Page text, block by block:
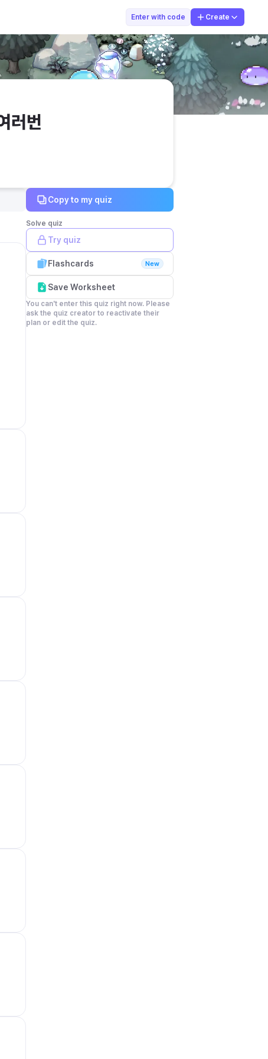
Enter with code Create
효진쌤
러번
Copy to my quiz
Solve quiz
Try quiz
Flashcards New
Save Worksheet
You can't enter this quiz right now. Please
ask the quiz creator to reactivate their
plan or edit the quiz.